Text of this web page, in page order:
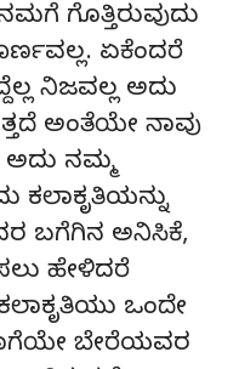
ಗೊತ್ತಿರುವುದು
ಏಕೆಂದರೆ
ನಿಜವಲ್ಲ ಅದು
ಅಂತೆಯೇ ನಾವು
ಅದು ನಮ್ಮ
ಕಲಾಕೃತಿಯನ್ನು
ಬಗೆಗಿನ ಅನಿಸಿಕೆ,
ಹೇಳಿದರೆ
ಒಂದೇ
ಬೇರೆಯವರ